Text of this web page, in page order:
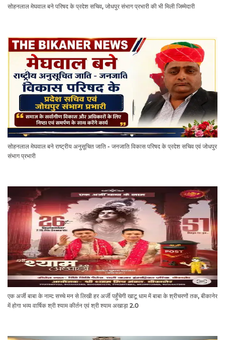
सोहनलाल मेघवाल बने परिषद के प्रदेश सचिव, जोधपुर संभाग प्रभारी की भी मिली जिम्मेदारी
सोहनलाल मेघवाल बने राष्ट्रीय अनुसूचित जाति - जनजाति विकास परिषद के प्रदेश सचिव एवं जोधपुर
संभाग प्रभारी
एक अर्जी बाबा के नाम: सच्चे मन से लिखी हर अर्जी पहुँचेगी खाटू धाम में बाबा के श्रीचरणों तक, बीकानेर
में होगा भव्य वार्षिक श्री श्याम कीर्तन एवं श्री श्याम अखाड़ा 2.0